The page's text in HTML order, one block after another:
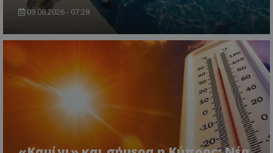
09.08.2026 - 07:28